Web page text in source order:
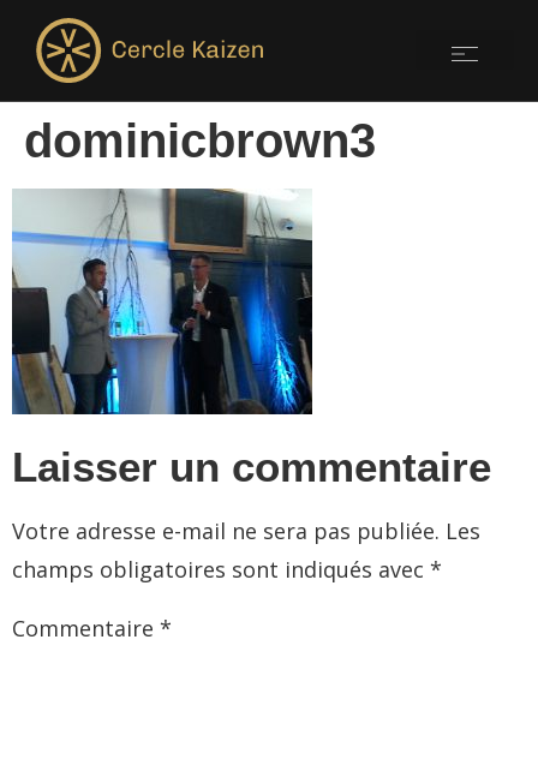
dominicbrown3
Laisser un commentaire
Votre adresse e-mail ne sera pas publiée. Les
champs obligatoires sont indiqués avec *
Commentaire *